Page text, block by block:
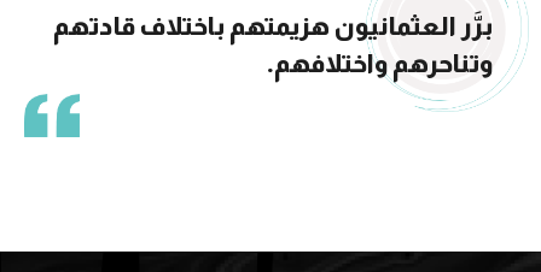
برَّر العثمانيون هزيمتهم باختلاف قادتهم
وتناحرهم واختلافهم.